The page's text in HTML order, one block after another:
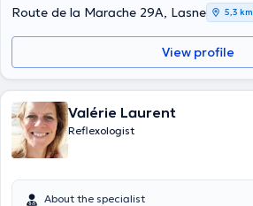
Route de la Marache 29A, Lasne 5,3 km
View profile
Valérie Laurent
Reflexologist
About the specialist